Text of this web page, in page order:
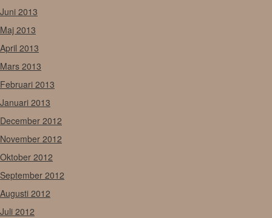
Juni 2013
Maj 2013
April 2013
Mars 2013
Februari 2013
Januari 2013
December 2012
November 2012
Oktober 2012
September 2012
Augusti 2012
Juli 2012